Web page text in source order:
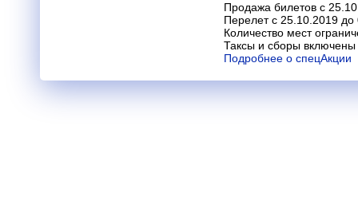
Продажа билетов с
Перелет с 25.10.2019 до
Количество мест
Таксы и сборы включены
Подробнее о спецАкции